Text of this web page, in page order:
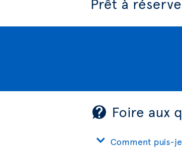
Foire aux
Comment puis-